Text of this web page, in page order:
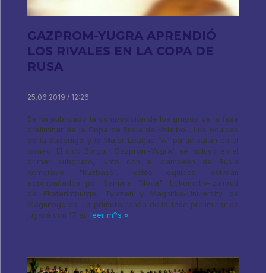
GAZPROM-YUGRA APRENDIÓ
LOS RIVALES EN LA COPA DE
RUSA
25.06.2019 / 12:26
Se ha publicado la composición de los grupos de la fase
preliminar de la Copa de Rusia de Voleibol.. Los equipos
de la Superliga y la Major League "A" participarán en el
torneo. El club Surgut "Gazprom-Yugra" se incluyó en el
primer subgrupo, junto con el campeón de Rusia
Kemerovo "Kuzbass". Estos equipos estarán
acompañados por Samara "Nova", Lokomotiv-Izumrud
de Ekaterimburgo, Tyumen y Magnitka-University de
Magnitogorsk. La primera ronda de la fase preliminar se
jugará con 17 en leer m?s »